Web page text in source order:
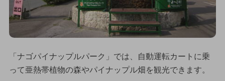
「ナゴパイナップルパーク」では、自動運転カートに乗
って亜熱帯植物の森やパイナップル畑を観光できます。